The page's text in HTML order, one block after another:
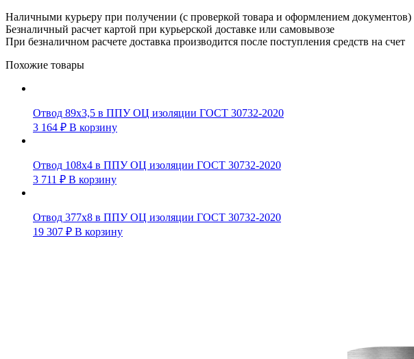
Наличными курьеру при получении (с проверкой товара и оформлением документов)
Безналичный расчет картой при курьерской доставке или самовывозе
При безналичном расчете доставка производится после поступления средств на счет
Похожие товары
Отвод 89х3,5 в ППУ ОЦ изоляции ГОСТ 30732-2020
3 164 ₽ В корзину
Отвод 108х4 в ППУ ОЦ изоляции ГОСТ 30732-2020
3 711 ₽ В корзину
Отвод 377х8 в ППУ ОЦ изоляции ГОСТ 30732-2020
19 307 ₽ В корзину